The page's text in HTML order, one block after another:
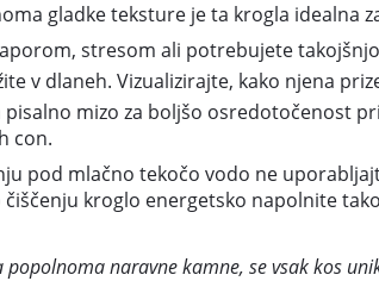
gladke teksture je ta krogla idealna
stresom ali potrebujete
v dlaneh. Vizualizirajte, kako njena
pisalno mizo za boljšo osredotočenost
con.
pod mlačno tekočo vodo ne
kroglo energetsko napolnite
naravne kamne, se vsak kos